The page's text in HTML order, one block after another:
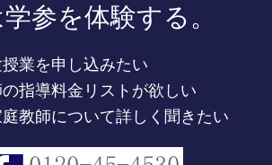
参を体験する。
業を申し込みたい
指導料金リストが欲しい
教師について詳しく聞きたい